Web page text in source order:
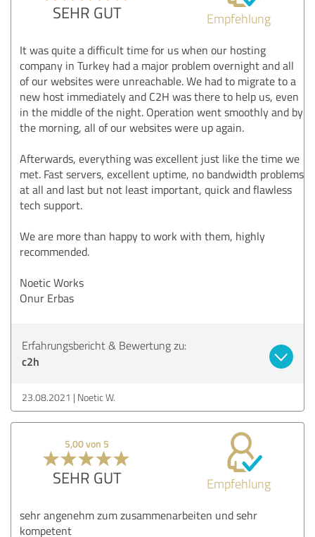
SEHR GUT Empfehlung
It was quite a difficult time for us when our hosting
company in Turkey had a major problem overnight and all
of our websites were unreachable. We had to migrate to a
new host immediately and C2H was there to help us, even
in the middle of the night. Operation went smoothly and by
the morning, all of our websites were up again.
Afterwards, everything was excellent just like the time we
met. Fast servers, excellent uptime, no bandwidth problems
at all and last but not least important, quick and flawless
tech support.
We are more than happy to work with them, highly
recommended.
Noetic Works
Onur Erbas
Erfahrungsbericht & Bewertung zu:
c2h
23.08.2021 Noetic W.
5,00 von 5
SEHR GUT Empfehlung
sehr angenehm zum zusammenarbeiten und sehr
kompetent